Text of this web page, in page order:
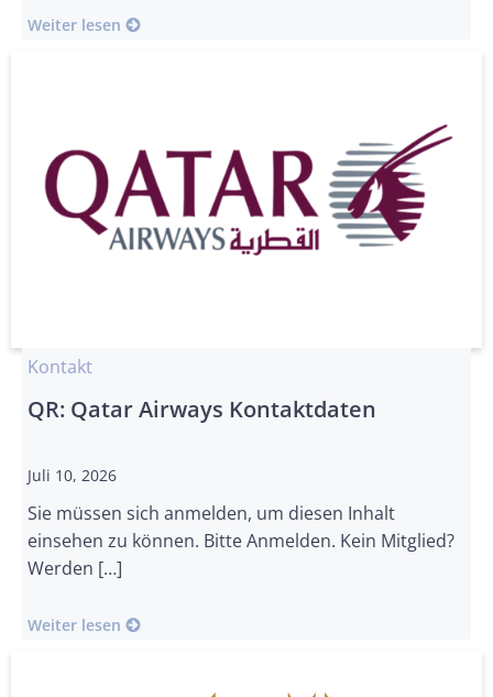
Weiter lesen
Kontakt
QR: Qatar Airways Kontaktdaten
Juli 10, 2026
Sie müssen sich anmelden, um diesen Inhalt
einsehen zu können. Bitte Anmelden. Kein Mitglied?
Werden […]
Weiter lesen